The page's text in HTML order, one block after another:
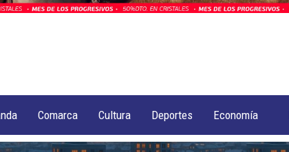
Comarca Cultura Deportes Economía